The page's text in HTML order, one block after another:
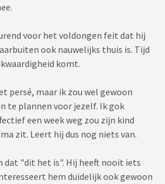
voor het voldongen feit dat hij
ook nauwelijks thuis is. Tijd
komt.
persé, maar ik zou wel gewoon
te plannen voor jezelf. Ik gok
een week weg zou zijn kind
zit. Leert hij dus nog niets van.
dat "dit het is". Hij heeft nooit iets
hem duidelijk ook gewoon